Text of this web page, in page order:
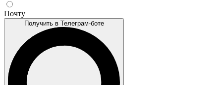
Почту
Получить в Телеграм-боте